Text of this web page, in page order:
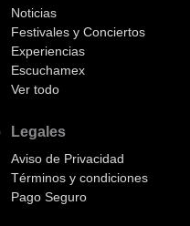
Noticias
Festivales y Conciertos
Experiencias
Escuchamex
Ver todo
Legales
Aviso de Privacidad
Términos y condiciones
Pago Seguro